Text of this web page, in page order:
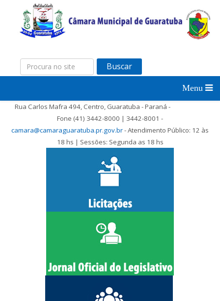
Buscar
Rua Carlos Mafra 494, Centro, Guaratuba - Paraná -
Fone (41) 3442-8000 | 3442-8001 -
camara@camaraguaratuba.pr.gov.br- Atendimento Público: 12 às
18 hs | Sessões: Segunda as 18 hs